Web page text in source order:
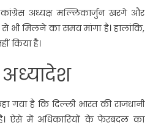
अध्यक्ष मल्लिकार्जुन खरगे और
से भी मिलने का समय मांगा है। हालांकि,
किया है।
अध्यादेश
गया है कि दिल्ली भारत की राजधानी
है। ऐसे में अधिकारियों के फेरबदल का